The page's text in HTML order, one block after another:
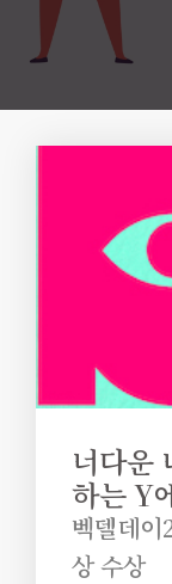
너다운
하는 Y
벡델데이
상 수상